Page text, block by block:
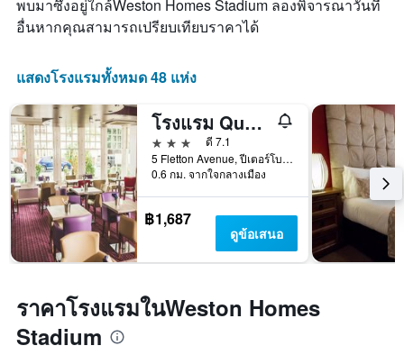
พบมาซึ่งอยู่ใกล้Weston Homes Stadium ลองพิจารณาวันที่
อื่นหากคุณสามารถเปรียบเทียบราคาได้
แสดงโรงแรมทั้งหมด 48 แห่ง
โรงแรม Queensgate
3 ดาว
ดี 7.1
5 Fletton Avenue, ปีเตอร์โบโร่, สหราชอาณาจักร
0.6 กม. จากใจกลางเมือง
฿1,687
ดูข้อเสนอ
ราคาโรงแรมในWeston Homes
Stadium